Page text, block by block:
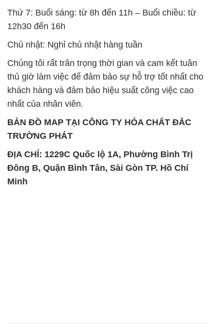
Thứ 7: Buổi sáng: từ 8h đến 11h – Buổi chiều: từ
12h30 đến 16h
Chủ nhật: Nghỉ chủ nhật hàng tuần
Chúng tôi rất trân trọng thời gian và cam kết tuân
thủ giờ làm việc để đảm bảo sự hỗ trợ tốt nhất cho
khách hàng và đảm bảo hiệu suất công việc cao
nhất của nhân viên.
BẢN ĐỒ MAP TẠI CÔNG TY HÓA CHẤT ĐẮC
TRƯỜNG PHÁT
ĐỊA CHỈ: 1229C Quốc lộ 1A, Phường Bình Trị
Đông B, Quận Bình Tân, Sài Gòn TP. Hồ Chí
Minh